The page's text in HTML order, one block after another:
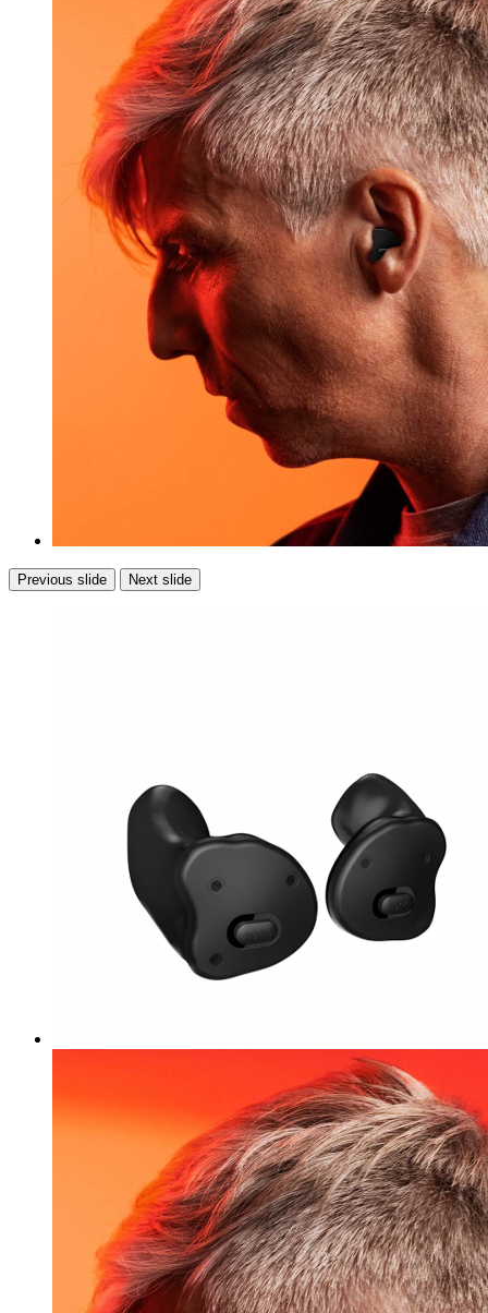
Previous slide Next slide